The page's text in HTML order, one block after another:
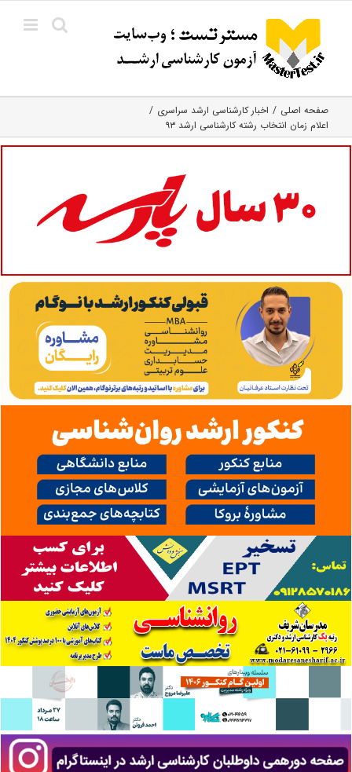
content
صفحه اصلی
اخبار کارشناسی ارشد سراسری
اعلام زمان انتخاب رشته کارشناسی ارشد ۹۳